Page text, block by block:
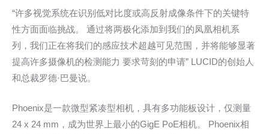
“许多视觉系统在识别低对比度或高反射成像条件下的关键特
性方面面临挑战。 通过将两极化添加到我们的凤凰相机系
列，我们正在将我们的感应技术超越可见范围，并将能够显著
提高许多摄像机的检测能力 要求苛刻的申请” LUCID的创始人
和总裁罗德·巴曼说。
Phoenix是一款微型紧凑型相机，具有多功能板设计，仅测量
24 x 24 mm，成为世界上最小的GigE PoE相机。 Phoenix相